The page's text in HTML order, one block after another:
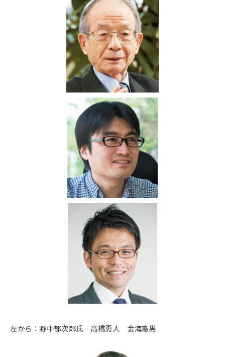
左から：野中郁次郎氏 高橋勇人 金海憲男